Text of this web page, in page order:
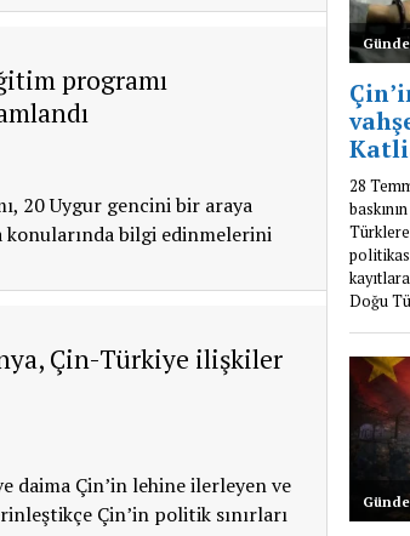
programı
20 Uygur gencini bir araya
konularında bilgi edinmelerini
Çin-Türkiye ilişkiler
daima Çin’in lehine ilerleyen ve
Çin’in politik sınırları